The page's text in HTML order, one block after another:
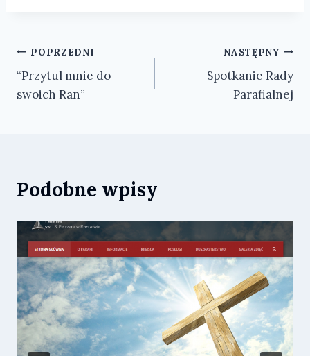
Nawigacja
wpisu
POPRZEDNI
“Przytul mnie do
swoich Ran”
NASTĘPNY
Spotkanie Rady
Parafialnej
Podobne wpisy